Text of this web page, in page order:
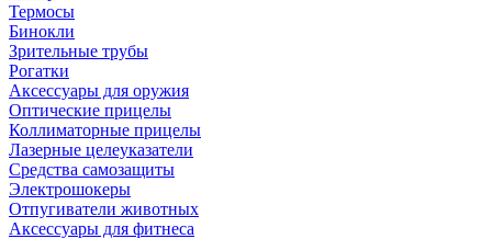
Термосы
Бинокли
Зрительные трубы
Рогатки
Аксессуары для оружия
Оптические прицелы
Коллиматорные прицелы
Лазерные целеуказатели
Средства самозащиты
Электрошокеры
Отпугиватели животных
Аксессуары для фитнеса